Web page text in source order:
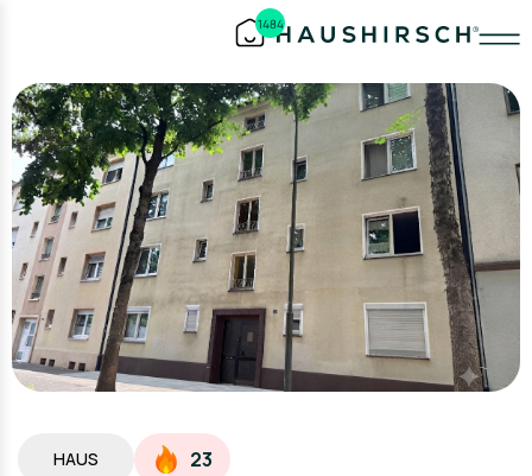
1484
HAUS 23